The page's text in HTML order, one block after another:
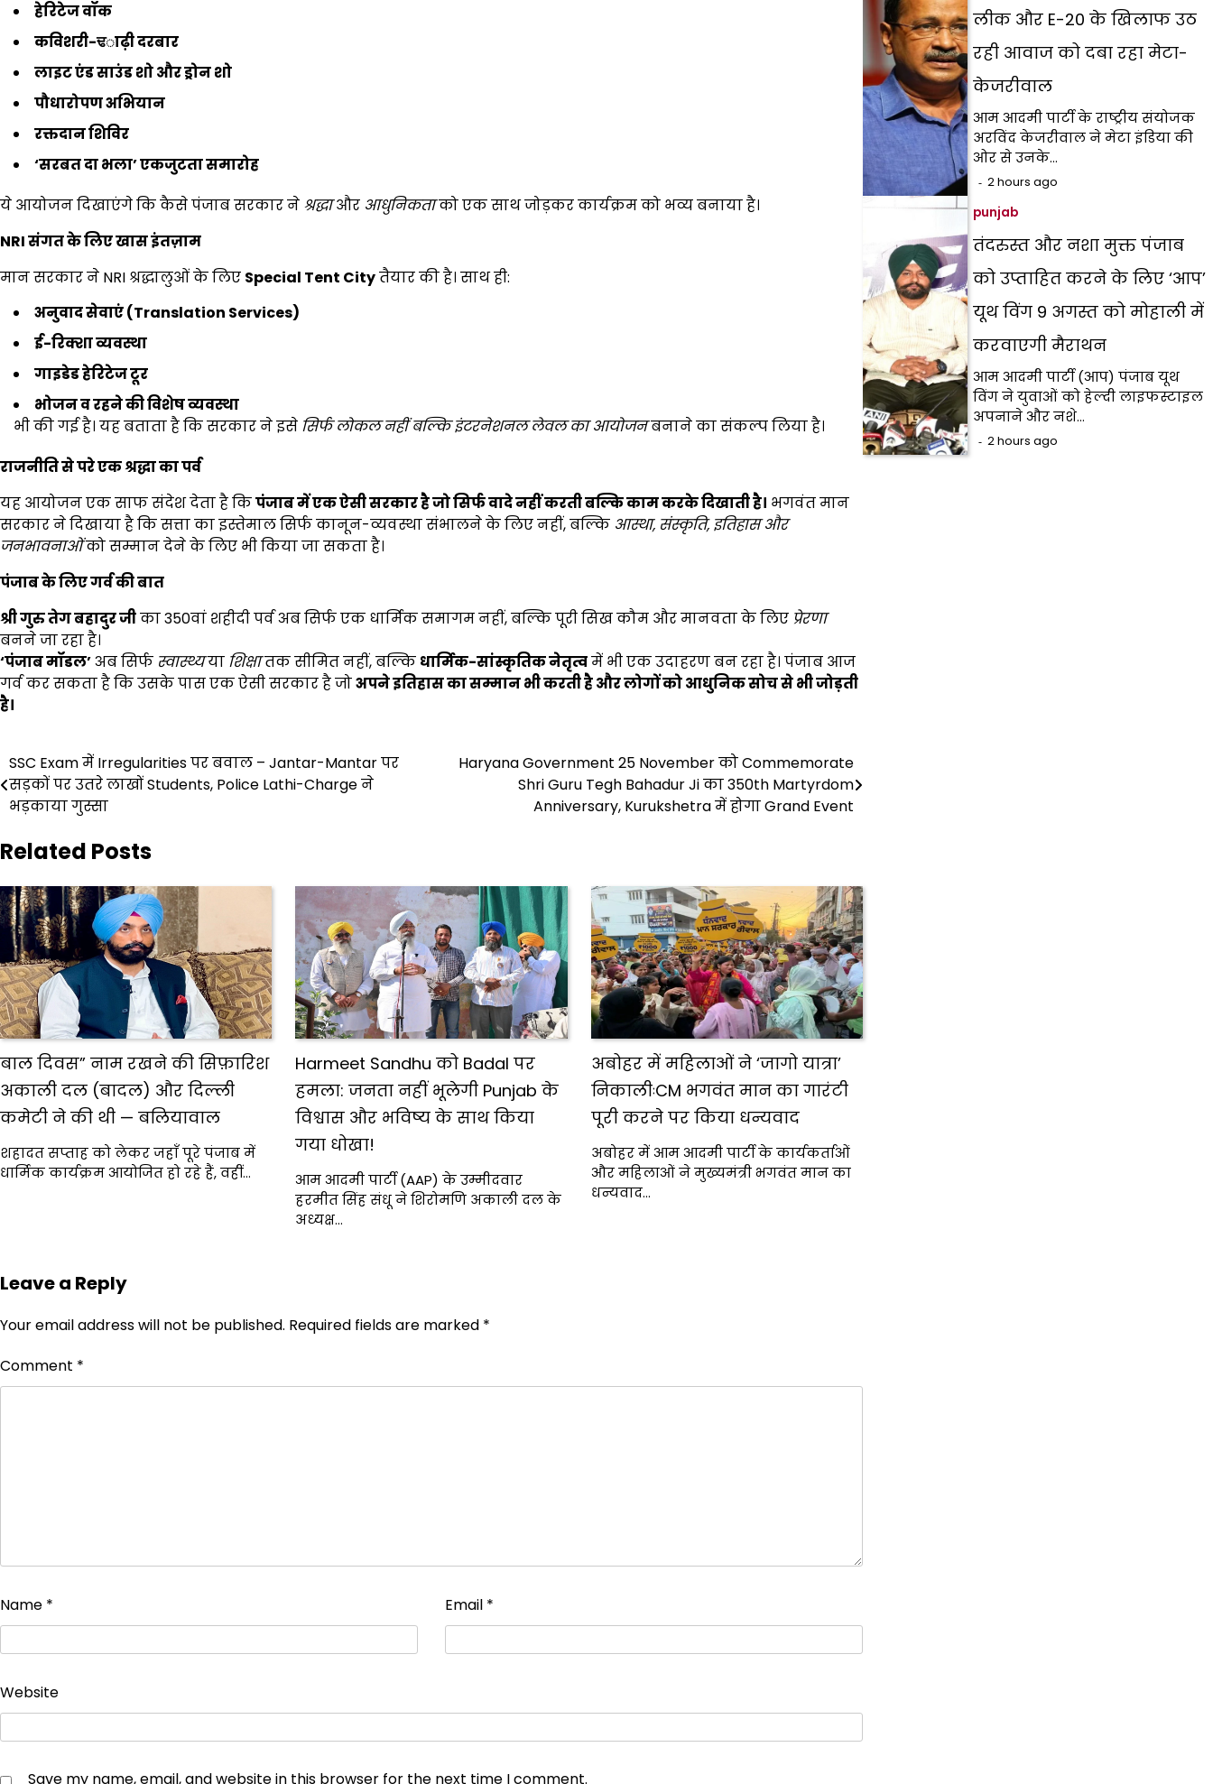
हेरिटेज वॉक
कविशरी-ਢाढ़ी दरबार
लाइट एंड साउंड शो और ड्रोन शो
पौधारोपण अभियान
रक्तदान शिविर
‘सरबत दा भला’एकजुटता समारोह
ये आयोजन दिखाएंगे कि कैसे पंजाब सरकार ने श्रद्धाऔर आधुनिकताको एक साथ जोड़कर कार्यक्रम को भव्य बनाया है।
NRIसंगत के लिए खास इंतज़ाम
मान सरकार ने NRI श्रद्धालुओं के लिए Special Tent Cityतैयार की है। साथ ही:
अनुवाद सेवाएं (Translation Services)
ई-रिक्शा व्यवस्था
गाइडेड हेरिटेज टूर
भोजन व रहने की विशेष व्यवस्था
भी की गई है। यह बताता है कि सरकार ने इसे सिर्फ लोकल नहीं बल्कि इंटरनेशनल लेवल का आयोजनबनाने का संकल्प लिया है।
राजनीति से परे एक श्रद्धा का पर्व
यह आयोजन एक साफ संदेश देता है किपंजाब में एक ऐसी सरकार है जो सिर्फ वादे नहीं करती बल्कि काम करके दिखाती है। भगवंत मान
सरकार ने दिखाया है कि सत्ता का इस्तेमाल सिर्फ कानून-व्यवस्था संभालने के लिए नहीं, बल्कि आस्था, संस्कृति,इतिहास और
जनभावनाओंको सम्मान देने के लिए भी किया जा सकता है।
पंजाब के लिए गर्व की बात
श्री गुरु तेग बहादुर जीका 350वां शहीदी पर्व अब सिर्फ एक धार्मिक समागम नहीं, बल्कि पूरी सिख कौम और मानवता के लिए प्रेरणा
बनने जा रहा है।
‘पंजाब मॉडल’अब सिर्फ स्वास्थ्यया शिक्षातक सीमित नहीं, बल्कि धार्मिक-सांस्कृतिक नेतृत्वमें भी एक उदाहरण बन रहा है। पंजाब आज
गर्व कर सकता है कि उसके पास एक ऐसी सरकार है जोअपने इतिहास का सम्मान भी करती है और लोगों को आधुनिक सोच से भी जोड़ती
है।
Post
navigation
SSC Exam में Irregularities पर बवाल – Jantar-Mantar पर
सड़कों पर उतरे लाखों Students, Police Lathi-Charge ने
भड़काया गुस्सा
Haryana Government 25 November को Commemorate
Shri Guru Tegh Bahadur Ji का 350th Martyrdom
Anniversary, Kurukshetra में होगा Grand Event
Related Posts
बाल दिवस” नाम रखने की सिफ़ारिश
अकाली दल (बादल) और दिल्ली
कमेटी ने की थी — बलियावाल
शहादत सप्ताह को लेकर जहाँ पूरे पंजाब में
धार्मिक कार्यक्रम आयोजित हो रहे हैं, वहीं…
Harmeet Sandhu को Badal पर
हमला: जनता नहीं भूलेगी Punjab के
विश्वास और भविष्य के साथ किया
गया धोखा!
आम आदमी पार्टी (AAP) के उम्मीदवार
हरमीत सिंह संधू ने शिरोमणि अकाली दल के
अध्यक्ष…
अबोहर में महिलाओं ने ‘जागो यात्रा’
निकालीःCM भगवंत मान का गारंटी
पूरी करने पर किया धन्यवाद
अबोहर में आम आदमी पार्टी के कार्यकर्ताओं
और महिलाओं ने मुख्यमंत्री भगवंत मान का
धन्यवाद…
Leave a Reply
Your email address will not be published. Required fields are marked *
Comment *
Name * Email *
Website
Save my name, email, and website in this browser for the next time I comment.
लीक और E-20 के खिलाफ उठ
रही आवाज को दबा रहा मेटा-
केजरीवाल
आम आदमी पार्टी के राष्ट्रीय संयोजक
अरविंद केजरीवाल ने मेटा इंडिया की
ओर से उनके…
2 hours ago
punjab
तंदरुस्त और नशा मुक्त पंजाब
को उप्ताहित करने के लिए ‘आप’
यूथ विंग 9 अगस्त को मोहाली में
करवाएगी मैराथन
आम आदमी पार्टी (आप) पंजाब यूथ
विंग ने युवाओं को हेल्दी लाइफस्टाइल
अपनाने और नशे…
2 hours ago